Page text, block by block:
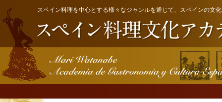
スペイン料理を中心とする様々なジャンルを通じて、スペインの文